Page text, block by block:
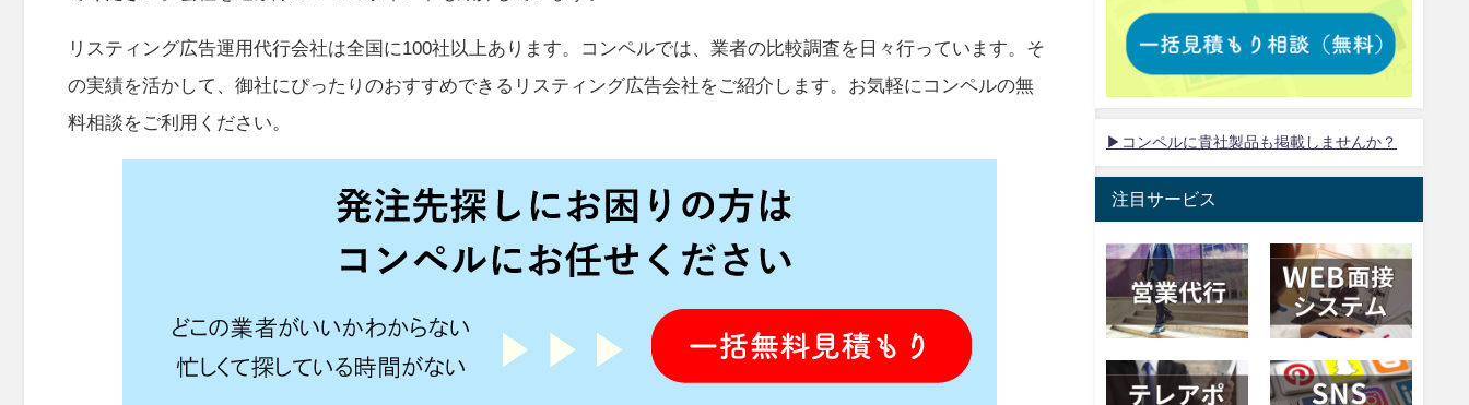
リスティング広告運用代行会社は全国に100社以上あります。コンペルでは、業者の比較調査を日々行っています。そ
の実績を活かして、御社にぴったりのおすすめできるリスティング広告会社をご紹介します。お気軽にコンペルの無
料相談をご利用ください。
▶コンペルに貴社製品も掲載しませんか？
注目サービス